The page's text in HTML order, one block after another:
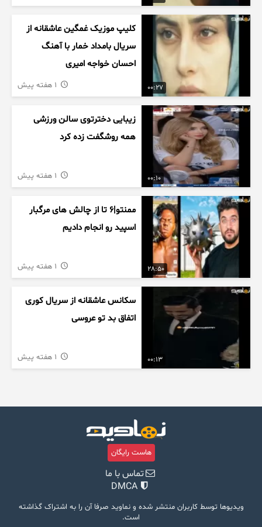
00:27
کلیپ موزیک غمگین عاشقانه از
سریال بامداد خمار با آهنگ
احسان خواجه امیری
00:10
زیبایی دخترتوی سالن ورزشی
همه روشگفت زده کرد
28:50
ممنتو|۶ تا از چالش های مرگبار
اسپید رو انجام دادیم
00:13
سکانس عاشقانه از سریال کوری
اتفاق بد تو عروسی
هاست رایگان
تماس با ما
DMCA
ویدیوها توسط کاربران منتشر شده و نماوید صرفا آن را به اشتراک گذاشته
است.